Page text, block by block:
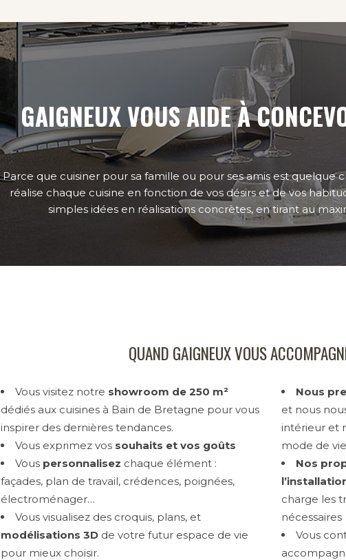
GAIGNEUX VOUS AIDE À
Parce que cuisiner pour sa famille ou pour ses amis est quelque
réalise chaque cuisine en fonction de vos désirs et de vos
simples idées en réalisations concrètes, en tirant au
QUAND GAIGNEUX VOUS
Vous visitez notre showroom de 250 m²
dédiés aux cuisines à Bain de Bretagne pour vous
inspirer des dernières tendances.
Vous exprimez vos souhaits et vos goûts
Vous personnalisez chaque élément :
façades, plan de travail, crédences, poignées,
électroménager…
Vous visualisez des croquis, plans, et
modélisations 3Dde votre futur espace de vie
pour mieux choisir.
Nous
et nous
intérieur et
mode de
Nos
charge les
nécessaires
Vous